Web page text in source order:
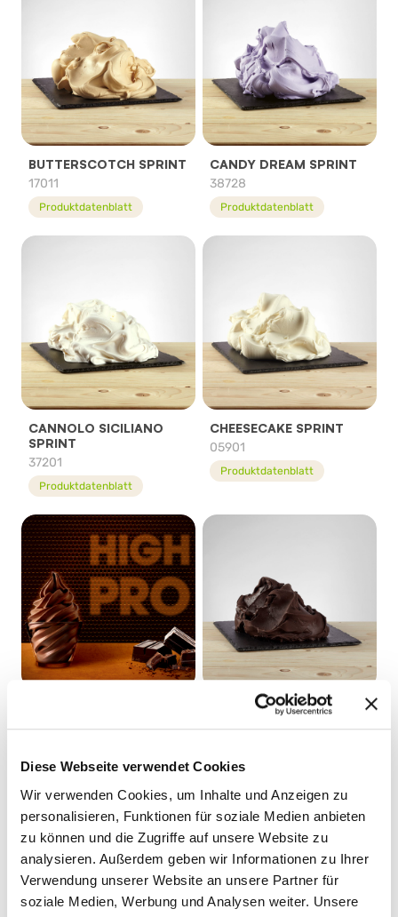
Diese Webseite verwendet Cookies
Wir verwenden Cookies, um Inhalte und Anzeigen zu
personalisieren, Funktionen für soziale Medien anbieten
zu können und die Zugriffe auf unsere Website zu
analysieren. Außerdem geben wir Informationen zu Ihrer
Verwendung unserer Website an unsere Partner für
soziale Medien, Werbung und Analysen weiter. Unsere
BUTTERSCOTCH SPRINT
17011
Produktdatenblatt
CANDY DREAM SPRINT
38728
Produktdatenblatt
CANNOLO SICILIANO
SPRINT
37201
Produktdatenblatt
CHEESECAKE SPRINT
05901
Produktdatenblatt
12048
CIOCCONERO® SPRINT
Produktdatenblatt